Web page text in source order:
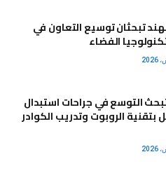
تبحثان توسيع التعاون في
الفضاء
التوسع في جراحات استبدال
بتقنية الروبوت وتدريب الكوادر